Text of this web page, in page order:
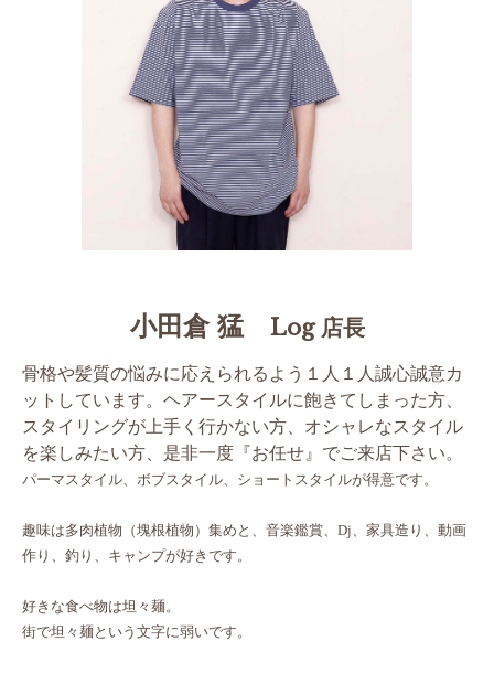
小田倉 猛 Log 店長
骨格や髪質の悩みに応えられるよう１人１人誠心誠意カ
ットしています。ヘアースタイルに飽きてしまった方、
スタイリングが上手く行かない方、オシャレなスタイル
を楽しみたい方、是非一度『お任せ』でご来店下さい。
パーマスタイル、ボブスタイル、ショートスタイルが得意です。
趣味は多肉植物（塊根植物）集めと、音楽鑑賞、Dj、家具造り、動画
作り、釣り、キャンプが好きです。
好きな食べ物は坦々麺。
街で坦々麺という文字に弱いです。